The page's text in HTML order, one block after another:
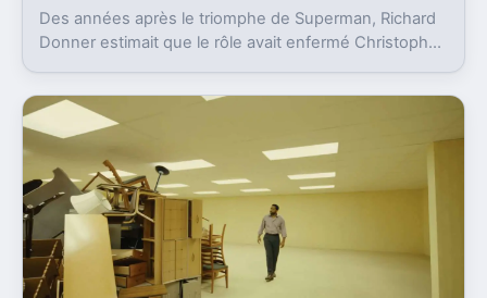
Des années après le triomphe de Superman, Richard
Donner estimait que le rôle avait enfermé Christopher
sortir.